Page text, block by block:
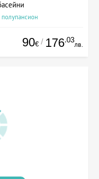
90€ / 176.03
лв.